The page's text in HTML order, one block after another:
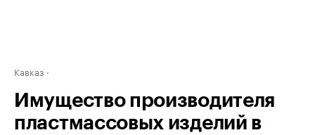
Кавказ
Имущество производителя
пластмассовых изделий в